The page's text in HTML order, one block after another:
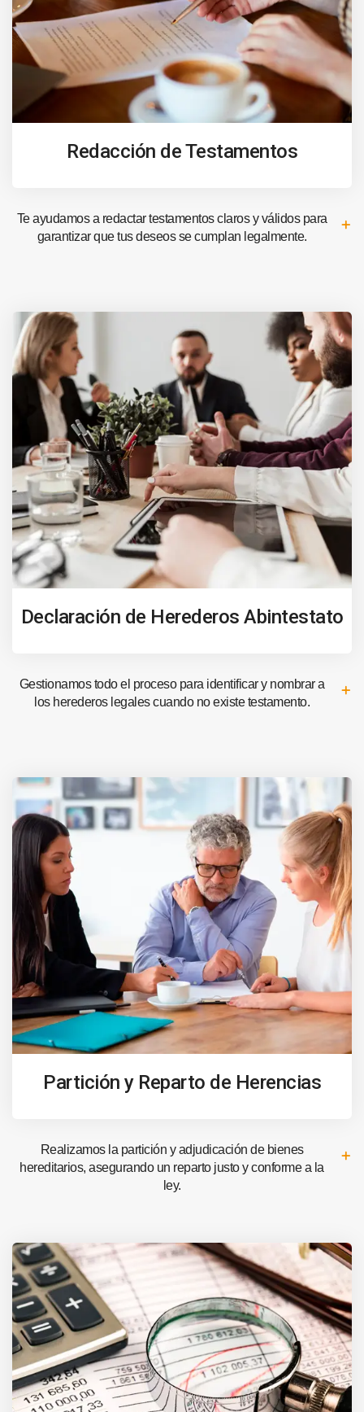
Redacción de Testamentos
Te ayudamos a redactar testamentos claros y válidos para
garantizar que tus deseos se cumplan legalmente.
Declaración de Herederos Abintestato
Gestionamos todo el proceso para identificar y nombrar a
los herederos legales cuando no existe testamento.
Partición y Reparto de Herencias
Realizamos la partición y adjudicación de bienes
hereditarios, asegurando un reparto justo y conforme a la
ley.